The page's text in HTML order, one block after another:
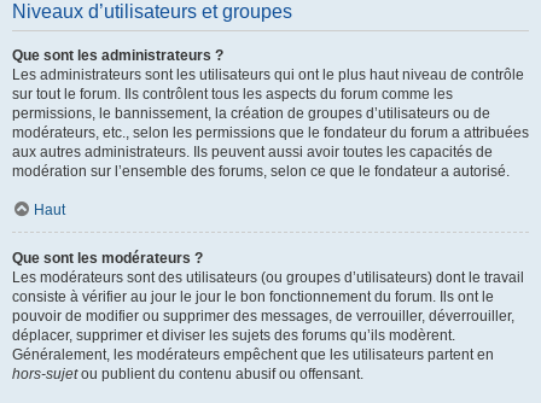
Niveaux d’utilisateurs et groupes
Que sont les administrateurs ?
Les administrateurs sont les utilisateurs qui ont le plus haut niveau de contrôle
sur tout le forum. Ils contrôlent tous les aspects du forum comme les
permissions, le bannissement, la création de groupes d’utilisateurs ou de
modérateurs, etc., selon les permissions que le fondateur du forum a attribuées
aux autres administrateurs. Ils peuvent aussi avoir toutes les capacités de
modération sur l’ensemble des forums, selon ce que le fondateur a autorisé.
Haut
Que sont les modérateurs ?
Les modérateurs sont des utilisateurs (ou groupes d’utilisateurs) dont le travail
consiste à vérifier au jour le jour le bon fonctionnement du forum. Ils ont le
pouvoir de modifier ou supprimer des messages, de verrouiller, déverrouiller,
déplacer, supprimer et diviser les sujets des forums qu’ils modèrent.
Généralement, les modérateurs empêchent que les utilisateurs partent en
hors-sujetou publient du contenu abusif ou offensant.